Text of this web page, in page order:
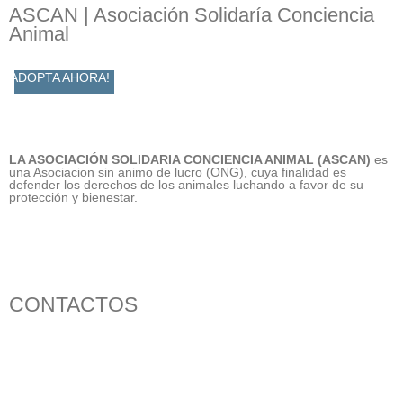
ASCAN | Asociación Solidaría Conciencia
Animal
ADOPTA AHORA!
LA ASOCIACIÓN SOLIDARIA CONCIENCIA ANIMAL (ASCAN) es
una Asociacion sin animo de lucro (ONG), cuya finalidad es
defender los derechos de los animales luchando a favor de su
protección y bienestar.
CONTACTOS